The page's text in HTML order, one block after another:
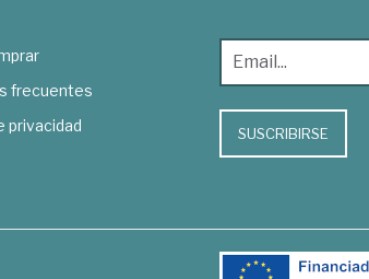
frecuentes
privacidad
SUSCRIBIRSE